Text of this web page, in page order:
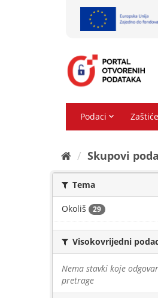
Skupovi
Tema
Okoliš 29
Visokovrijedni
Nema stavki koje
pretrage